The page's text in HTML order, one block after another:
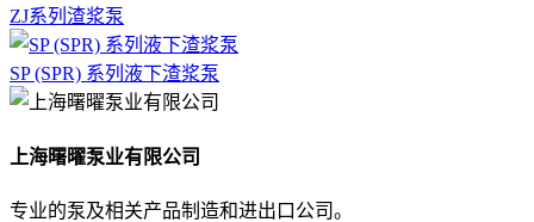
ZJ系列渣浆泵
SP (SPR) 系列液下渣浆泵
上海曙曜泵业有限公司
专业的泵及相关产品制造和进出口公司。